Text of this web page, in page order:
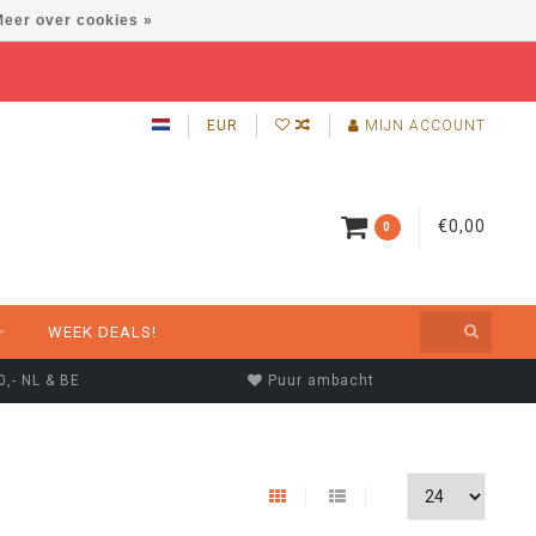
EUR MIJN ACCOUNT
0 €0,00
WEEK DEALS!
NL & BE Puur ambacht
over cookies »